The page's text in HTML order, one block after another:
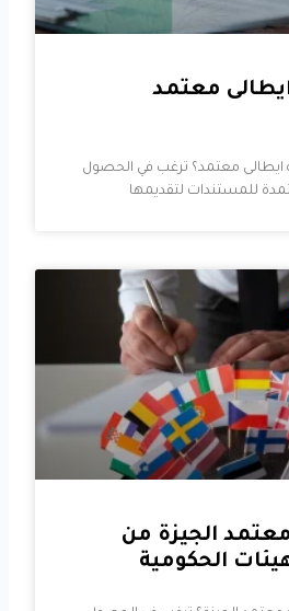
معتمد
معتمد؟ ترغب في الحصول
للمستندات لتقديمها
الجيزة من
الحكومية